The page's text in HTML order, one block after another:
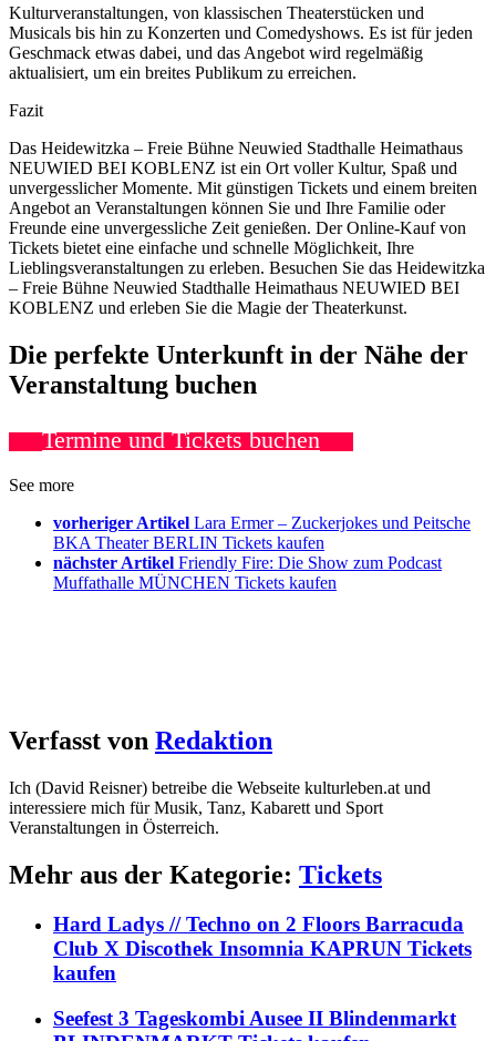
Kulturveranstaltungen, von klassischen Theaterstücken und
Musicals bis hin zu Konzerten und Comedyshows. Es ist für jeden
Geschmack etwas dabei, und das Angebot wird regelmäßig
aktualisiert, um ein breites Publikum zu erreichen.
Fazit
Das Heidewitzka – Freie Bühne Neuwied Stadthalle Heimathaus
NEUWIED BEI KOBLENZ ist ein Ort voller Kultur, Spaß und
unvergesslicher Momente. Mit günstigen Tickets und einem breiten
Angebot an Veranstaltungen können Sie und Ihre Familie oder
Freunde eine unvergessliche Zeit genießen. Der Online-Kauf von
Tickets bietet eine einfache und schnelle Möglichkeit, Ihre
Lieblingsveranstaltungen zu erleben. Besuchen Sie das Heidewitzka
– Freie Bühne Neuwied Stadthalle Heimathaus NEUWIED BEI
KOBLENZ und erleben Sie die Magie der Theaterkunst.
Die perfekte Unterkunft in der Nähe der
Veranstaltung buchen
Termine und Tickets buchen
See more
vorheriger Artikel Lara Ermer – Zuckerjokes und Peitsche
BKA Theater BERLIN Tickets kaufen
nächster Artikel Friendly Fire: Die Show zum Podcast
Muffathalle MÜNCHEN Tickets kaufen
Verfasst von Redaktion
Ich (David Reisner) betreibe die Webseite kulturleben.at und
interessiere mich für Musik, Tanz, Kabarett und Sport
Veranstaltungen in Österreich.
Mehr aus der Kategorie: Tickets
Hard Ladys // Techno on 2 Floors Barracuda
Club X Discothek Insomnia KAPRUN Tickets
kaufen
Seefest 3 Tageskombi Ausee II Blindenmarkt